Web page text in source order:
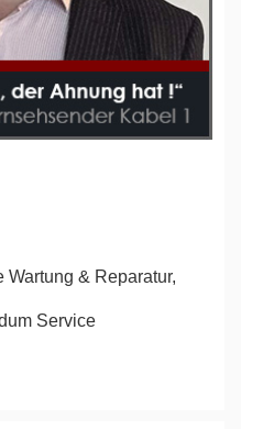
& Reparatur,
Service